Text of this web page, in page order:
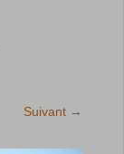
Suivant →